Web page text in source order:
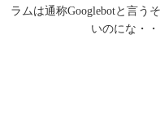
ラムは通称Googlebotと言う
いのにな・